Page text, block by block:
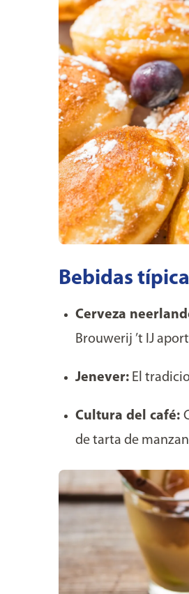
Bebidas
Cerveza
Brouwerij ’t IJ
Jenever: El
Cultura del café:
de tarta de